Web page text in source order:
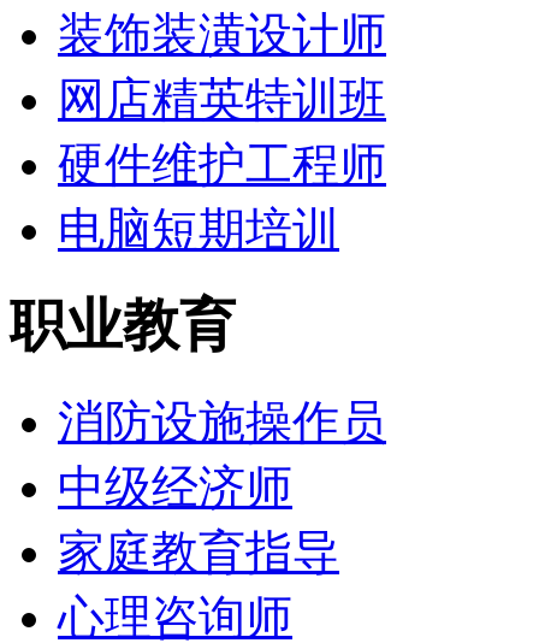
装饰装潢设计师
网店精英特训班
硬件维护工程师
电脑短期培训
职业教育
消防设施操作员
中级经济师
家庭教育指导
心理咨询师